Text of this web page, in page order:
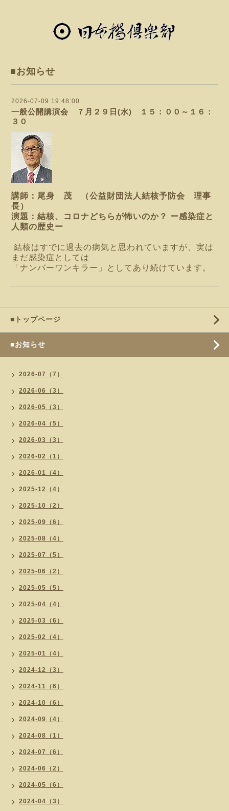
■お知らせ
2026-07-09 19:48:00
一般公開講演会 ７月２９日(水) １５：００～１６：
３０
講師：尾身 茂 （公益財団法人結核予防会 理事
長）
演題：結核、コロナどちらが怖いのか？ ー感染症と
人類の歴史ー
結核はすでに過去の病気と思われていますが、実は
まだ感染症としては
「ナンバーワンキラー」としてあり続けています。
■トップページ
■お知らせ
2026-07（7）
2026-06（3）
2026-05（3）
2026-04（5）
2026-03（3）
2026-02（1）
2026-01（4）
2025-12（4）
2025-10（2）
2025-09（6）
2025-08（4）
2025-07（5）
2025-06（2）
2025-05（5）
2025-04（4）
2025-03（6）
2025-02（4）
2025-01（4）
2024-12（3）
2024-11（6）
2024-10（6）
2024-09（4）
2024-08（1）
2024-07（6）
2024-06（2）
2024-05（6）
2024-04（3）